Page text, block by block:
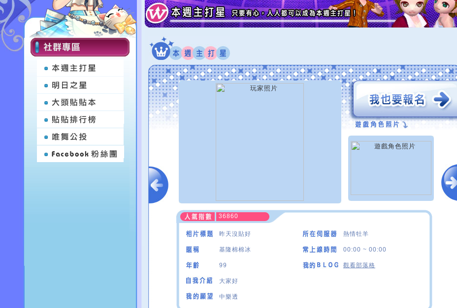
36860
昨天沒貼好 熱情牡羊
基隆棉棉冰 00:00 ~ 00:00
99 觀看部落格
大家好
中樂透